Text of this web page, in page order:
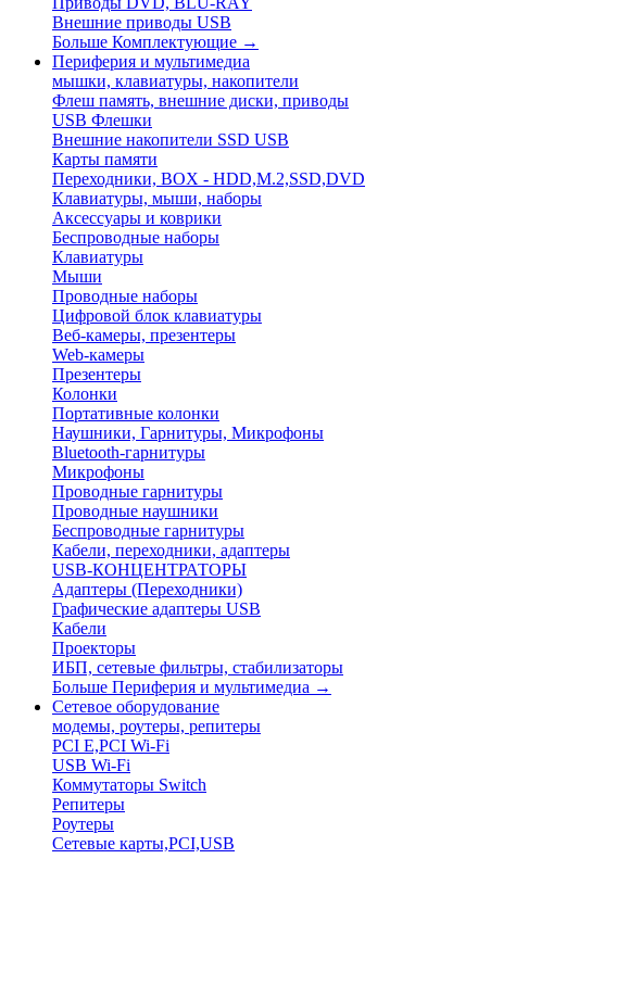
Внешние приводы USB
Больше Комплектующие →
Периферия и мультимедиа
мышки, клавиатуры, накопители
Флеш память, внешние диски, приводы
USB Флешки
Внешние накопители SSD USB
Карты памяти
Переходники, BOX - HDD,M.2,SSD,DVD
Клавиатуры, мыши, наборы
Аксессуары и коврики
Беспроводные наборы
Клавиатуры
Мыши
Проводные наборы
Цифровой блок клавиатуры
Веб-камеры, презентеры
Web-камеры
Презентеры
Колонки
Портативные колонки
Наушники, Гарнитуры, Микрофоны
Bluetooth-гарнитуры
Микрофоны
Проводные гарнитуры
Проводные наушники
Беспроводные гарнитуры
Кабели, переходники, адаптеры
USB-КОНЦЕНТРАТОРЫ
Адаптеры (Переходники)
Графические адаптеры USB
Кабели
Проекторы
ИБП, сетевые фильтры, стабилизаторы
Больше Периферия и мультимедиа →
Сетевое оборудование
модемы, роутеры, репитеры
PCI E,PCI Wi-Fi
USB Wi-Fi
Коммутаторы Switch
Репитеры
Роутеры
Сетевые карты,PCI,USB